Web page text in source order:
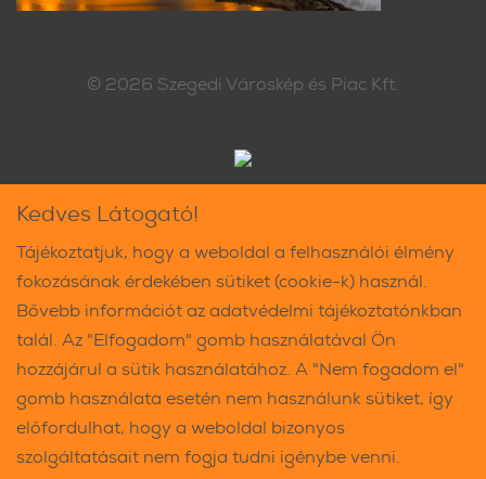
© 2026 Szegedi Városkép és Piac Kft.
Kedves Látogató!
Tájékoztatjuk, hogy a weboldal a felhasználói élmény
fokozásának érdekében sütiket (cookie-k) használ.
Bővebb információt az adatvédelmi tájékoztatónkban
talál. Az "Elfogadom" gomb használatával Ön
hozzájárul a sütik használatához. A "Nem fogadom el"
gomb használata esetén nem használunk sütiket, így
előfordulhat, hogy a weboldal bizonyos
szolgáltatásait nem fogja tudni igénybe venni.